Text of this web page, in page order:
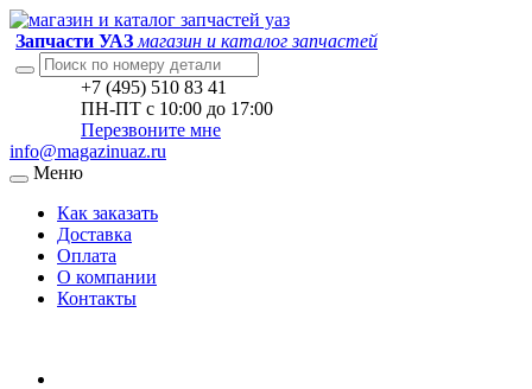
Запчасти УАЗ магазин и каталог запчастей
+7 (495) 510 83 41
ПН-ПТ с 10:00 до 17:00
Перезвоните мне
info@magazinuaz.ru
Меню
Как заказать
Доставка
Оплата
О компании
Контакты